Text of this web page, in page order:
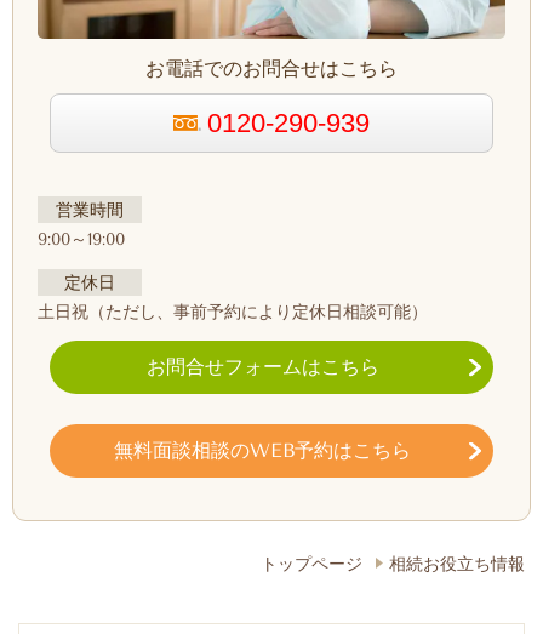
お電話でのお問合せはこちら
0120-290-939
営業時間
9:00～19:00
定休日
土日祝 （ただし、事前予約により定休日相談可能）
お問合せフォームはこちら
無料面談相談のWEB予約はこちら
トップページ 相続お役立ち情報